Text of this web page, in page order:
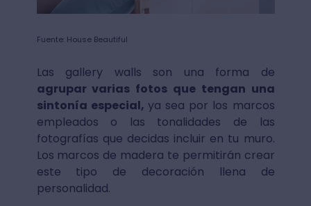
Fuente: House Beautiful
Las gallery walls son una forma de
agrupar varias fotos que tengan una
sintonía especial, ya sea por los marcos
empleados o las tonalidades de las
fotografías que decidas incluir en tu muro.
Los marcos de madera te permitirán crear
este tipo de decoración llena de
personalidad.